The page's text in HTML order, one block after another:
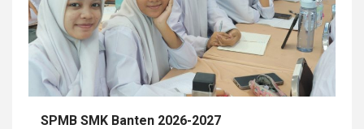
SPMB SMK Banten 2026-2027